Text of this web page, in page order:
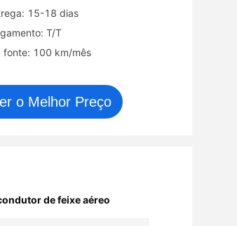
15-18 dias
T/T
fonte: 100 km/mês
o Melhor Preço
de feixe aéreo